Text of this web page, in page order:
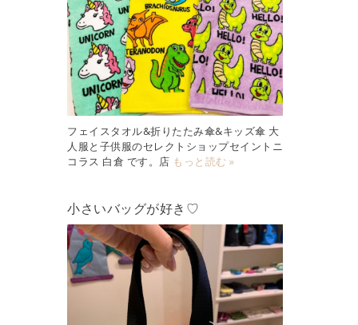
フェイスタオル&折りたたみ傘&キッズ傘 大
人服と子供服のセレクトショップセイントニ
コラス 白倉 です。店 もっと読む »
小さいバッグが好き♡